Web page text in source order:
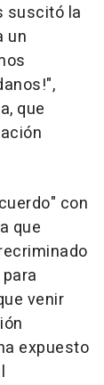
suscitó la
un
que
con
que
venir
expuesto